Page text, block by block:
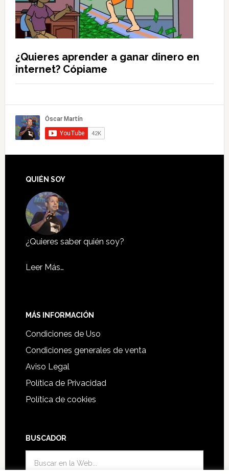
¿Quieres aprender a ganar dinero en
internet? Cópiame
QUIÉN SOY
¿Quieres saber quién soy?
Leer Más…
MÁS INFORMACIÓN
Condiciones de Uso
Condiciones generales de venta
Aviso Legal
Política de Privacidad
Política de cookies
BUSCADOR